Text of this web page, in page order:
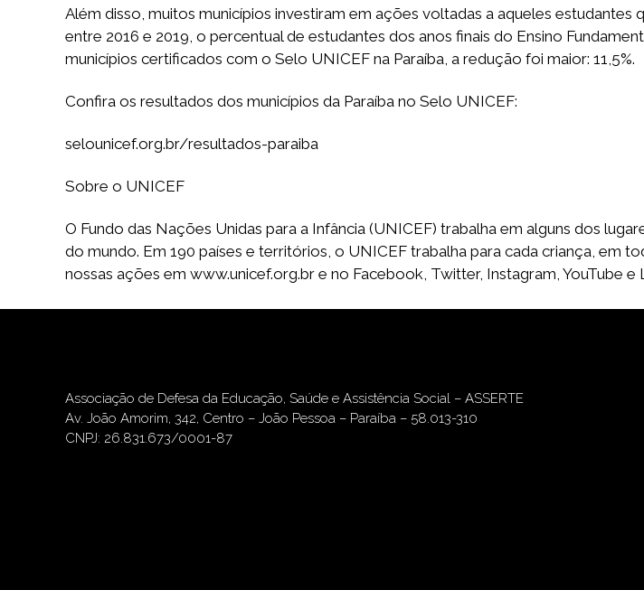
Além disso, muitos municípios investiram em ações voltadas a aqueles
entre 2016 e 2019, o percentual de estudantes dos anos finais do Ensino
municípios certificados com o Selo UNICEF na Paraíba, a redução foi maior: 11,5%.
Confira os resultados dos municípios da Paraíba no Selo UNICEF:
selounicef.org.br/resultados-paraiba
Sobre o UNICEF
O Fundo das Nações Unidas para a Infância (UNICEF) trabalha em alguns dos
do mundo. Em 190 países e territórios, o UNICEF trabalha para cada criança, em
nossas ações em www.unicef.org.br e no Facebook, Twitter, Instagram, YouTube e
Associação de Defesa da Educação, Saúde e Assistência Social – ASSERTE
Av. João Amorim, 342, Centro – João Pessoa – Paraíba – 58.013-310
CNPJ: 26.831.673/0001-87